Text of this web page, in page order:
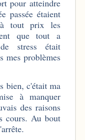
pour atteindre
passée étaient
à tout prix les
que tout a
stress était
mes problèmes
bien, c'était ma
à manquer
des raisons
cours. Au bout